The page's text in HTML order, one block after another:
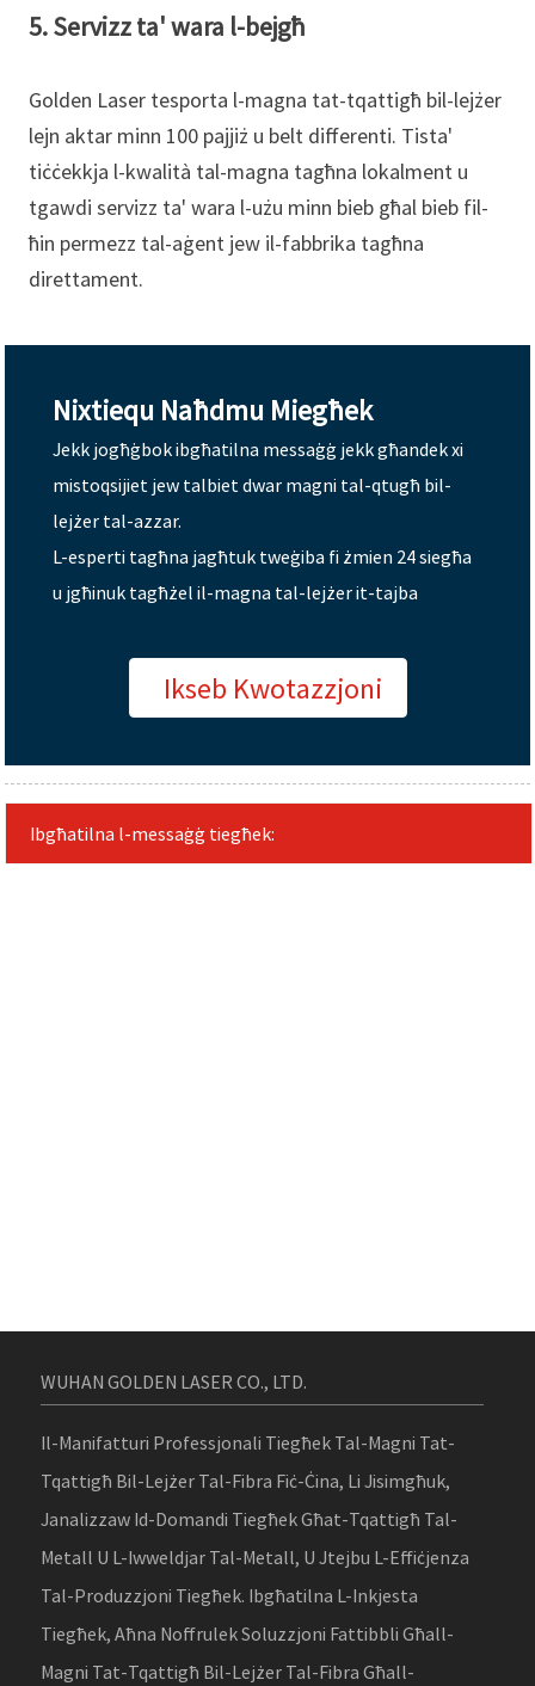
5. Servizz ta' wara l-bejgħ
Golden Laser tesporta l-magna tat-tqattigħ bil-lejżer
lejn aktar minn 100 pajjiż u belt differenti. Tista'
tiċċekkja l-kwalità tal-magna tagħna lokalment u
tgawdi servizz ta' wara l-użu minn bieb għal bieb fil-
ħin permezz tal-aġent jew il-fabbrika tagħna
direttament.
Nixtiequ Naħdmu Miegħek
Jekk jogħġbok ibgħatilna messaġġ jekk għandek xi
mistoqsijiet jew talbiet dwar magni tal-qtugħ bil-
lejżer tal-azzar.
L-esperti tagħna jagħtuk tweġiba fi żmien 24 siegħa
u jgħinuk tagħżel il-magna tal-lejżer it-tajba
Ikseb Kwotazzjoni
Ibgħatilna l-messaġġ tiegħek:
WUHAN GOLDEN LASER CO., LTD.
Il-Manifatturi Professjonali Tiegħek Tal-Magni Tat-
Tqattigħ Bil-Lejżer Tal-Fibra Fiċ-Ċina, Li Jisimgħuk,
Janalizzaw Id-Domandi Tiegħek Għat-Tqattigħ Tal-
Metall U L-Iwweldjar Tal-Metall, U Jtejbu L-Effiċjenza
Tal-Produzzjoni Tiegħek. Ibgħatilna L-Inkjesta
Tiegħek, Aħna Noffrulek Soluzzjoni Fattibbli Għall-
Magni Tat-Tqattigħ Bil-Lejżer Tal-Fibra Għall-